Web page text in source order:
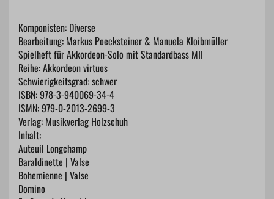
Komponisten: Diverse
Bearbeitung: Markus Poecksteiner & Manuela Kloibmüller
Spielheft für Akkordeon-Solo mit Standardbass MII
Reihe: Akkordeon virtuos
Schwierigkeitsgrad: schwer
ISBN: 978-3-940069-34-4
ISMN: 979-0-2013-2699-3
Verlag: Musikverlag Holzschuh
Inhalt:
Auteuil Longchamp
Baraldinette | Valse
Bohemienne | Valse
Domino